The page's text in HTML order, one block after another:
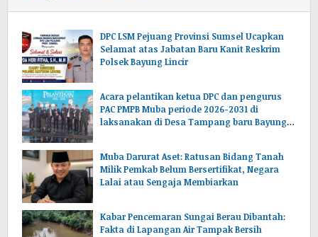
DPC LSM Pejuang Provinsi Sumsel Ucapkan
Selamat atas Jabatan Baru Kanit Reskrim
Polsek Bayung Lincir
Acara pelantikan ketua DPC dan pengurus
PAC PMPB Muba periode 2026-2031 di
laksanakan di Desa Tampang baru Bayung
Muba Darurat Aset: Ratusan Bidang Tanah
Milik Pemkab Belum Bersertifikat, Negara
Lalai atau Sengaja Membiarkan
Kabar Pencemaran Sungai Berau Dibantah:
Fakta di Lapangan Air Tampak Bersih